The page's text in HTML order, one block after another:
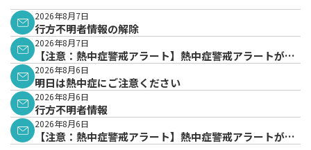
2026年8月7日
行方不明者情報の解除
2026年8月7日
【注意：熱中症警戒アラート】熱中症警戒アラートが発
表されています。
2026年8月6日
明日は熱中症にご注意ください
2026年8月6日
行方不明者情報
2026年8月6日
【注意：熱中症警戒アラート】熱中症警戒アラートが発